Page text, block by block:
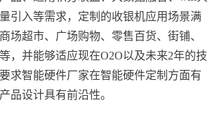
引入等需求，定制的收银机应用场景满
场超市、广场购物、零售百货、街铺、
，并能够适应现在O2O以及未来2年的技
求智能硬件厂家在智能硬件定制方面有
品设计具有前沿性。